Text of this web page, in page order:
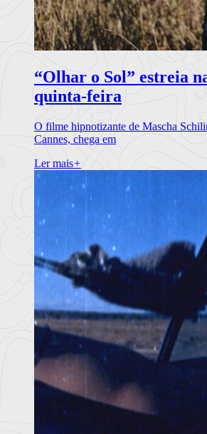
“Olhar o Sol” estreia
quinta-feira
O filme hipnotizante de Mascha
Cannes, chega em
Ler mais+